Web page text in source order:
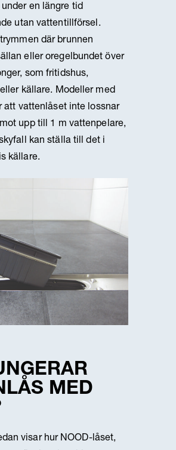
en längre tid
utan vattentillförsel.
där brunnen
eller oregelbundet över
som fritidshus,
källare. Modeller med
att vattenlåset inte lossnar
upp till 1 m vattenpelare,
kan ställa till det i
källare.
MED
visar hur NOOD-låset,